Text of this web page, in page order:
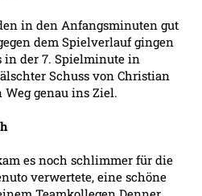
in den Anfangsminuten gut
dem Spielverlauf gingen
in der 7. Spielminute in
Schuss von Christian
genau ins Ziel.
es noch schlimmer für die
verwertete, eine schöne